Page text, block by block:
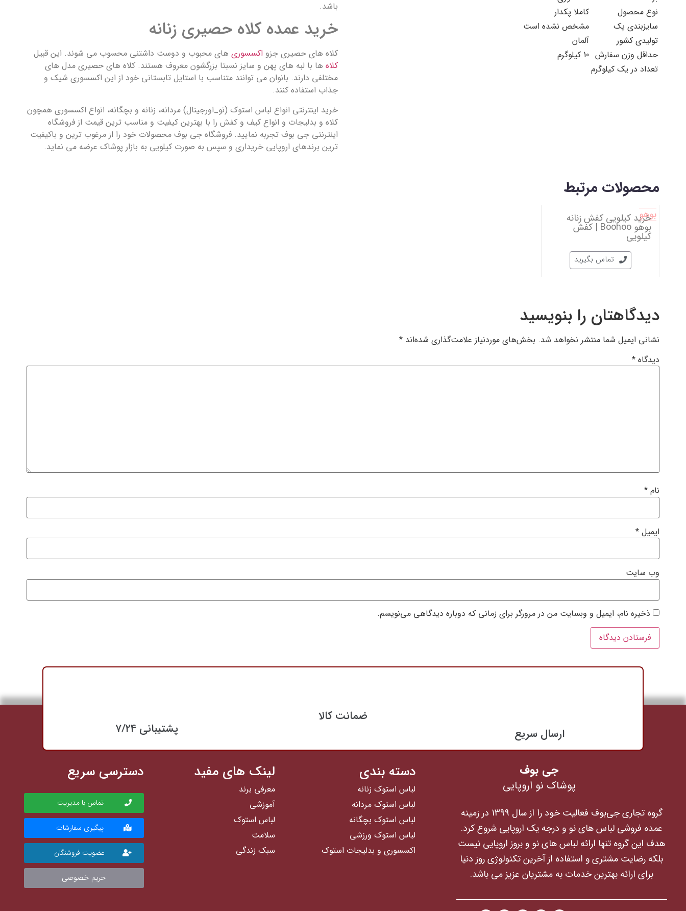
نوع محصول
کاملا پکدار
سایزبندی پک
مشخص نشده است
تولیدی کشور
آلمان
حداقل وزن سفارش 10 کیلوگرم
تعداد در یک کیلوگرم
باشد.
خرید عمده کلاه حصیری زنانه
کلاه های حصیری جزو اکسسوری های محبوب و دوست داشتنی محسوب می شوند. این قبیل
کلاه ها با لبه های پهن و سایز نسبتا بزرگشون معروف هستند. کلاه های حصیری مدل های
مختلفی دارند. بانوان می توانند متناسب با استایل تابستانی خود از این اکسسوری شیک و
جذاب استفاده کنند.
خرید اینترنتی انواع لباس استوک (نو_اورجینال) مردانه، زنانه و بچگانه، انواع اکسسوری همچون
کلاه و بدلیجات و انواع کیف و کفش را با بهترین کیفیت و مناسب ترین قیمت از فروشگاه
اینترنتی جی بوف تجربه نمایید. فروشگاه جی بوف محصولات خود را از مرغوب ترین و باکیفیت
ترین برندهای اروپایی خریداری و سپس به صورت کیلویی به بازار پوشاک عرضه می نماید.
محصولات مرتبط
خرید کیلویی کفش زنانه
بوهو Boohoo | کفش
کیلویی
بوهو
تماس بگیرید
دیدگاهتان را بنویسید
نشانی ایمیل شما منتشر نخواهد شد. بخش‌های موردنیاز علامت‌گذاری شده‌اند *
دیدگاه *
نام *
ایمیل *
وب‌ سایت
ذخیره نام، ایمیل و وبسایت من در مرورگر برای زمانی که دوباره دیدگاهی می‌نویسم.
ارسال سریع
ضمانت کالا
پشتیبانی 7/24
جی بوف
پوشاک نو اروپایی
گروه تجاری جی‌بوف فعالیت خود را از سال 1399 در زمینه
عمده فروشی لباس های نو و درجه یک اروپایی شروع کرد.
هدف این گروه تنها ارائه لباس های نو و بروز اروپایی نیست
بلکه رضایت مشتری و استفاده از آخرین تکنولوژی روز دنیا
برای ارائه بهترین خدمات به مشتریان عزیز می باشد.
دسته بندی
لباس استوک زنانه
لباس استوک مردانه
لباس استوک بچگانه
لباس استوک ورزشی
اکسسوری و بدلیجات استوک
لینک های مفید
معرفی برند
آموزشی
لباس استوک
سلامت
سبک زندگی
دسترسی سریع
تماس با مدیریت
پیگیری سفارشات
عضویت فروشنگان
حریم خصوصی